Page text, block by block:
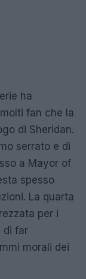
ha
fan che la
di Sheridan.
serrato e di
a Mayor of
spesso
La quarta
per i
di far
morali dei